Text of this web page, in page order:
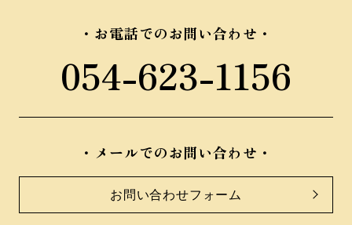
お電話でのお問い合わせ
054-623-1156
メールでのお問い合わせ
お問い合わせフォーム